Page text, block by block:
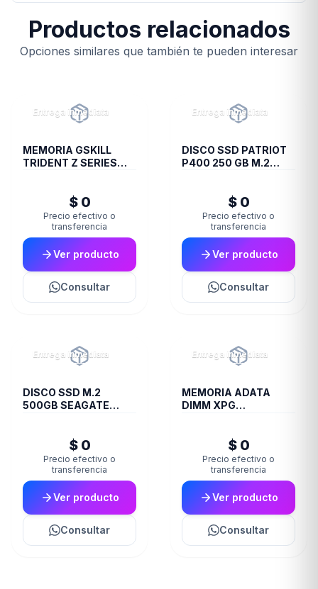
Productos relacionados
Opciones similares que también te pueden interesar
Entrega inmediata
MEMORIA GSKILL
TRIDENT Z SERIES
$ 0
Precio efectivo o
transferencia
Ver producto
Consultar
Entrega inmediata
DISCO SSD PATRIOT
P400 250 GB M.2
$ 0
Precio efectivo o
transferencia
Ver producto
Consultar
Entrega inmediata
DISCO SSD M.2
500GB SEAGATE
$ 0
Precio efectivo o
transferencia
Ver producto
Consultar
Entrega inmediata
MEMORIA ADATA
DIMM XPG
$ 0
Precio efectivo o
transferencia
Ver producto
Consultar